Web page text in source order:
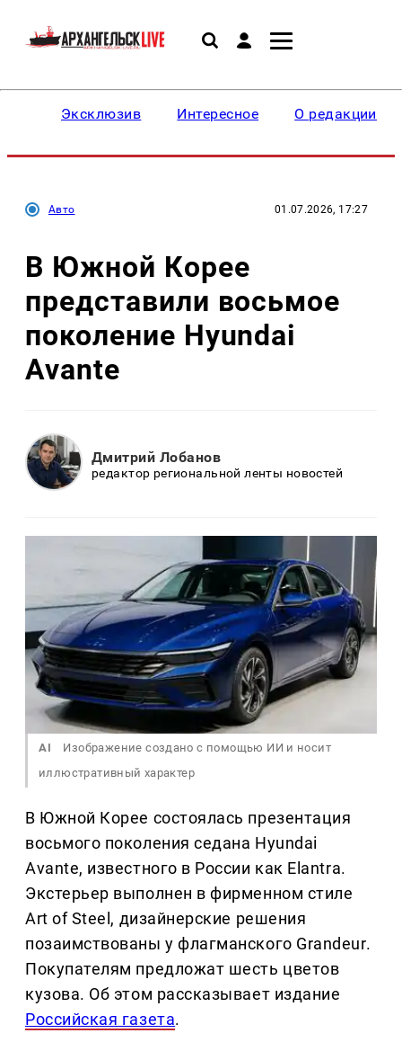
Эксклюзив Интересное О редакции
Авто 01.07.2026, 17:27
В Южной Корее
представили восьмое
поколение Hyundai
Avante
Дмитрий Лобанов
редактор региональной ленты новостей
AI
Изображение создано с помощью ИИ и носит
иллюстративный характер
В Южной Корее состоялась презентация
восьмого поколения седана Hyundai
Avante, известного в России как Elantra.
Экстерьер выполнен в фирменном стиле
Art of Steel, дизайнерские решения
позаимствованы у флагманского Grandeur.
Покупателям предложат шесть цветов
кузова. Об этом рассказывает издание
Российская газета.